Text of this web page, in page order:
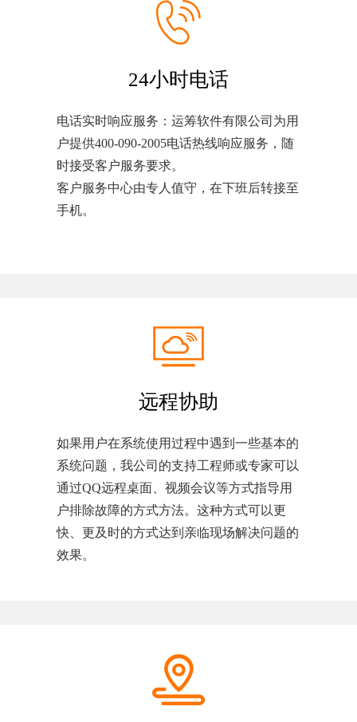
24小时电话
电话实时响应服务：运筹软件有限公司为用
户提供400-090-2005电话热线响应服务，随
时接受客户服务要求。
客户服务中心由专人值守，在下班后转接至
手机。
远程协助
如果用户在系统使用过程中遇到一些基本的
系统问题，我公司的支持工程师或专家可以
通过QQ远程桌面、视频会议等方式指导用
户排除故障的方式方法。这种方式可以更
快、更及时的方式达到亲临现场解决问题的
效果。